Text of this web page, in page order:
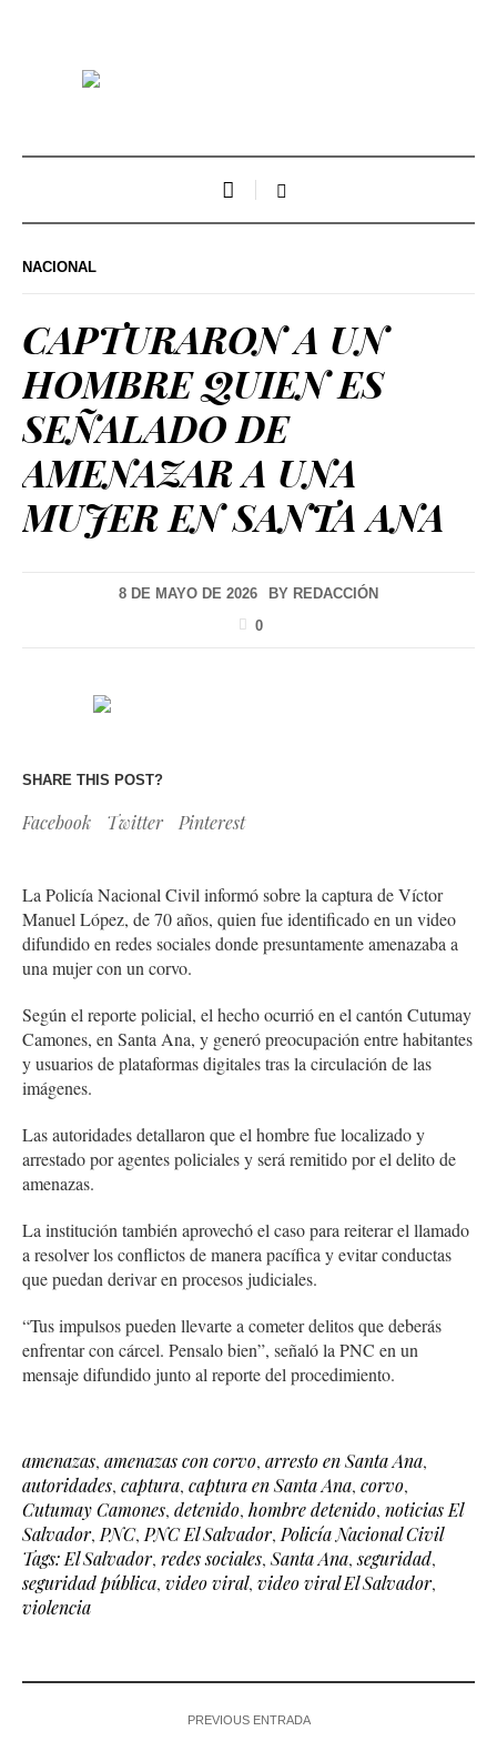
NACIONAL
CAPTURARON A UN
HOMBRE QUIEN ES
SEÑALADO DE
AMENAZAR A UNA
MUJER EN SANTA ANA
8 DE MAYO DE 2026 BY REDACCIÓN
0
SHARE THIS POST?
Facebook Twitter Pinterest
La Policía Nacional Civil informó sobre la captura de Víctor
Manuel López, de 70 años, quien fue identificado en un video
difundido en redes sociales donde presuntamente amenazaba a
una mujer con un corvo.
Según el reporte policial, el hecho ocurrió en el cantón Cutumay
Camones, en Santa Ana, y generó preocupación entre habitantes
y usuarios de plataformas digitales tras la circulación de las
imágenes.
Las autoridades detallaron que el hombre fue localizado y
arrestado por agentes policiales y será remitido por el delito de
amenazas.
La institución también aprovechó el caso para reiterar el llamado
a resolver los conflictos de manera pacífica y evitar conductas
que puedan derivar en procesos judiciales.
“Tus impulsos pueden llevarte a cometer delitos que deberás
enfrentar con cárcel. Pensalo bien”, señaló la PNC en un
mensaje difundido junto al reporte del procedimiento.
amenazas, amenazas con corvo, arresto en Santa Ana,
autoridades, captura, captura en Santa Ana, corvo,
Cutumay Camones, detenido, hombre detenido, noticias El
Salvador, PNC, PNC El Salvador, Policía Nacional Civil
Tags: El Salvador, redes sociales, Santa Ana,seguridad,
seguridad pública, video viral, video viral El Salvador,
violencia
PREVIOUS ENTRADA